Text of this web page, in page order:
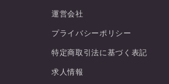
運営会社
プライバシーポリシー
特定商取引法に基づく表記
求人情報